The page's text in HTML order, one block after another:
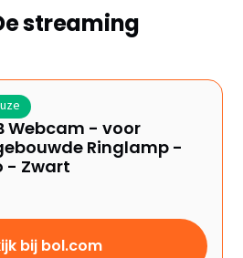
streaming
Webcam - voor
Ringlamp -
- Zwart
bij bol.com